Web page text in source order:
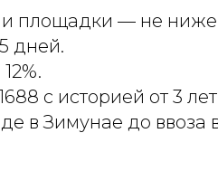
площадки — не ниже
дней.
с историей от 3
в Зимунае до ввоза